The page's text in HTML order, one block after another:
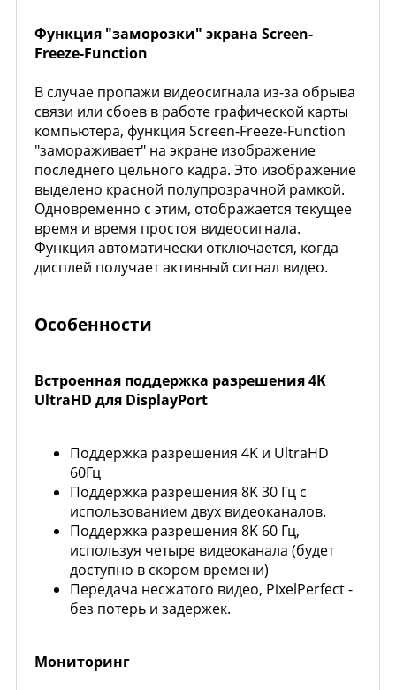
Функция "заморозки" экрана Screen-
Freeze-Function
В случае пропажи видеосигнала из-за обрыва
связи или сбоев в работе графической карты
компьютера, функция Screen-Freeze-Function
"замораживает" на экране изображение
последнего цельного кадра. Это изображение
выделено красной полупрозрачной рамкой.
Одновременно с этим, отображается текущее
время и время простоя видеосигнала.
Функция автоматически отключается, когда
дисплей получает активный сигнал видео.
Особенности
Встроенная поддержка разрешения 4K
UltraHD для DisplayPort
Поддержка разрешения 4K и UltraHD
60Гц
Поддержка разрешения 8K 30 Гц с
использованием двух видеоканалов.
Поддержка разрешения 8K 60 Гц,
используя четыре видеоканала (будет
доступно в скором времени)
Передача несжатого видео, PixelPerfect -
без потерь и задержек.
Мониторинг